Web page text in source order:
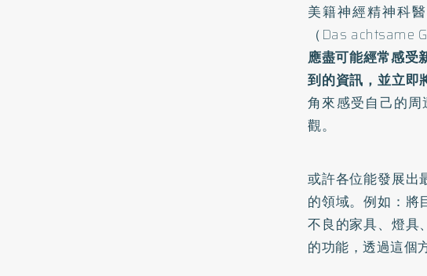
美籍神經精神科
（Das achtsame
應盡可能經常感受
到的資訊，並立即
角來感受自己的
觀。
或許各位能發展出
的領域。例如：將
不良的家具、燈具
的功能，透過這個